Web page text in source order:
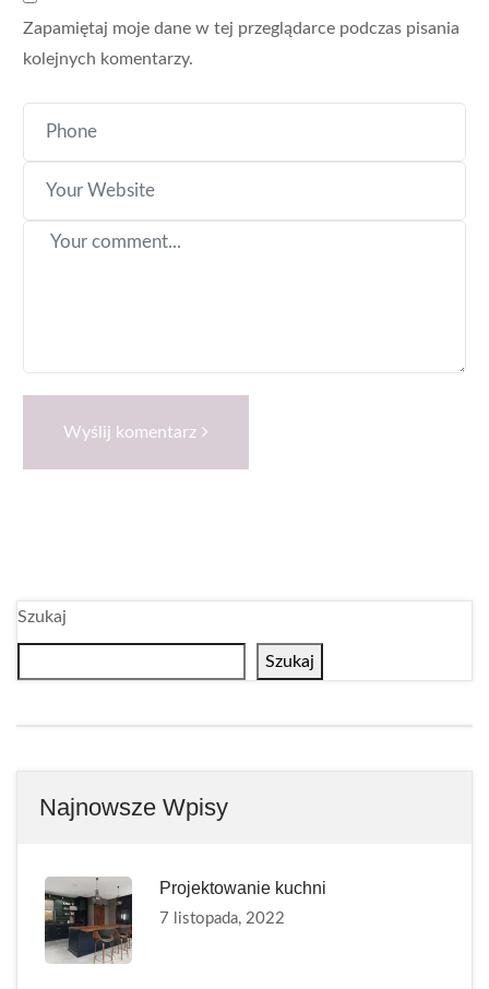
Zapamiętaj moje dane w tej przeglądarce podczas pisania
kolejnych komentarzy.
Wyślij komentarz
Szukaj
Szukaj
Najnowsze Wpisy
Projektowanie kuchni
7 listopada, 2022